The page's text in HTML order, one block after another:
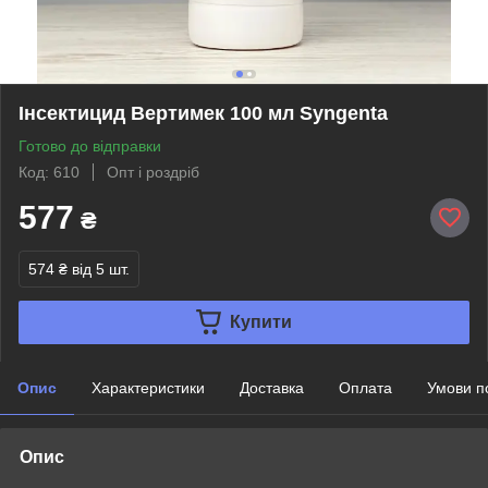
Інсектицид Вертимек 100 мл Syngenta
Готово до відправки
Код: 610
Опт і роздріб
577 ₴
574 ₴ від 5 шт.
Купити
Опис Характеристики Доставка Оплата Умови
Опис